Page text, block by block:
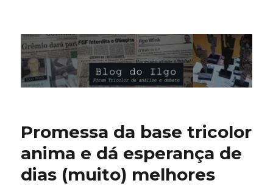
Blog do Ilgo Wink
Promessa da base tricolor
anima e dá esperança de
dias (muito) melhores